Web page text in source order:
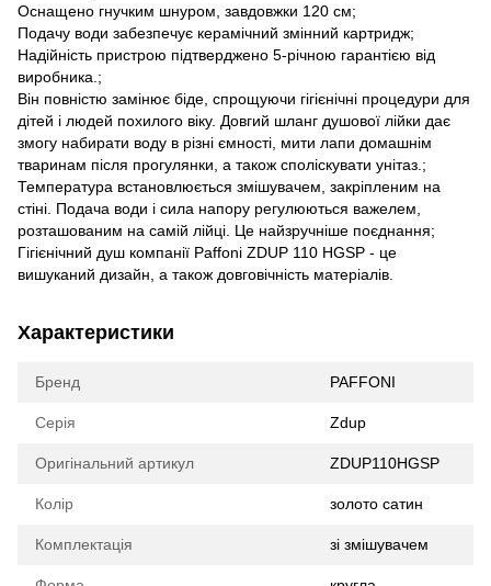
Оснащено гнучким шнуром, завдовжки 120 см;
Подачу води забезпечує керамічний змінний картридж;
Надійність пристрою підтверджено 5-річною гарантією від
виробника.;
Він повністю замінює біде, спрощуючи гігієнічні процедури для
дітей і людей похилого віку. Довгий шланг душової лійки дає
змогу набирати воду в різні ємності, мити лапи домашнім
тваринам після прогулянки, а також споліскувати унітаз.;
Температура встановлюється змішувачем, закріпленим на
стіні. Подача води і сила напору регулюються важелем,
розташованим на самій лійці. Це найзручніше поєднання;
Гігієнічний душ компанії Paffoni ZDUP 110 HGSP - це
вишуканий дизайн, а також довговічність матеріалів.
Характеристики
Бренд PAFFONI
Серія Zdup
Оригінальний артикул ZDUP110HGSP
Колір золото сатин
Комплектація зі змішувачем